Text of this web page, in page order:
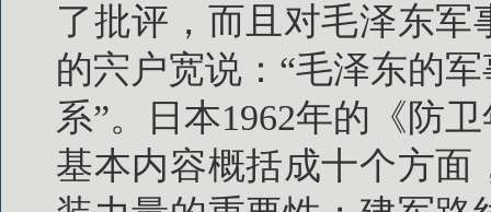
了批评，而且对毛泽东
的宍户宽说：“毛泽东的
系”。日本1962年的《防
基本内容概括成十个方